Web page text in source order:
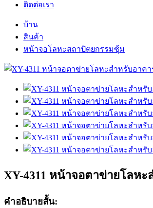
ติดต่อเรา
บ้าน
สินค้า
หน้าจอโลหะสถาปัตยกรรมซุ้ม
XY-4311 หน้าจอตาข่ายโลหะ
คำอธิบายสั้น: